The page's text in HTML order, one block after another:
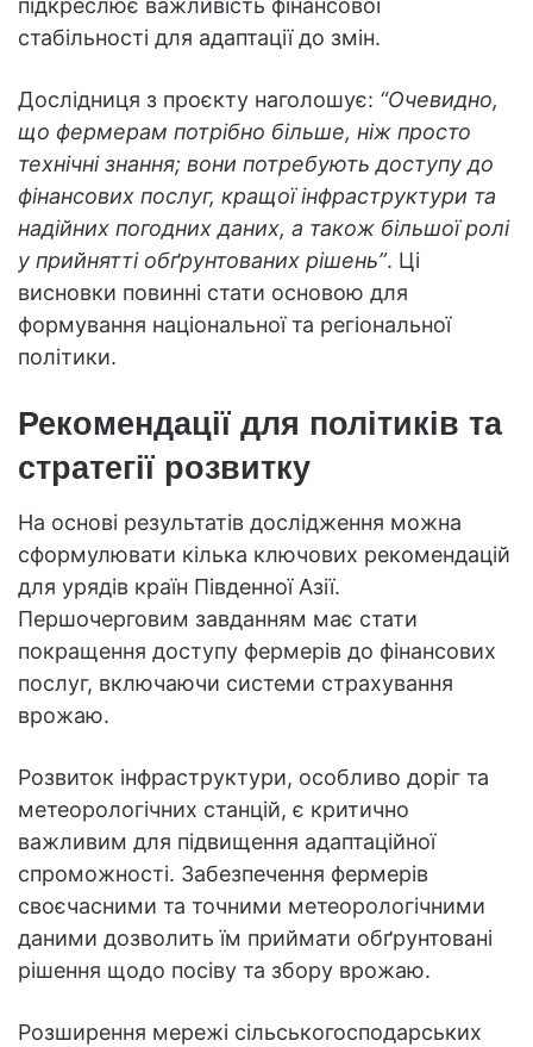
стабільності для адаптації до змін.
Дослідниця з проєкту наголошує: “Очевидно,
що фермерам потрібно більше, ніж просто
технічні знання; вони потребують доступу до
фінансових послуг, кращої інфраструктури та
надійних погодних даних, а також більшої ролі
у прийнятті обґрунтованих рішень”. Ці
висновки повинні стати основою для
формування національної та регіональної
політики.
Рекомендації для політиків та
стратегії розвитку
На основі результатів дослідження можна
сформулювати кілька ключових рекомендацій
для урядів країн Південної Азії.
Першочерговим завданням має стати
покращення доступу фермерів до фінансових
послуг, включаючи системи страхування
врожаю.
Розвиток інфраструктури, особливо доріг та
метеорологічних станцій, є критично
важливим для підвищення адаптаційної
спроможності. Забезпечення фермерів
своєчасними та точними метеорологічними
даними дозволить їм приймати обґрунтовані
рішення щодо посіву та збору врожаю.
Розширення мережі сільськогосподарських